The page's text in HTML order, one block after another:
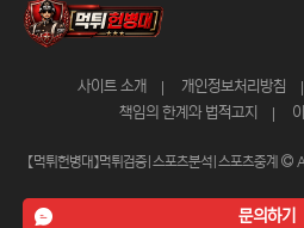
사이트 소개 개인정보처리방침
책임의 한계와 법적고지
【먹튀헌병대】먹튀검증|스포츠분석|스포츠중계
문의하기